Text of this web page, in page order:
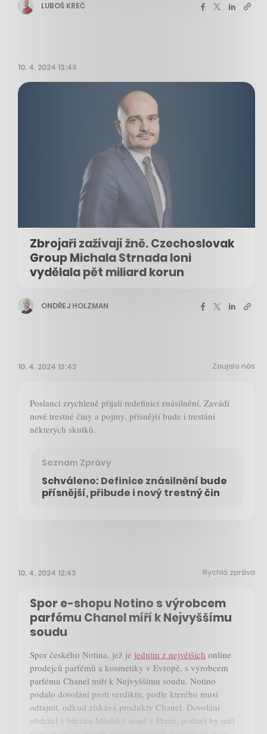
LUBOŠ KREČ
10. 4. 2024 13:49
Zbrojaři zažívají žně. Czechoslovak
Group Michala Strnada loni
vydělala pět miliard korun
ONDŘEJ HOLZMAN
10. 4. 2024 13:43 Zaujalo nás
Poslanci zrychleně přijali redefinici znásilnění. Zavádí
nové trestné činy a pojmy, přísnější bude i trestání
některých skutků.
Seznam Zprávy
Schváleno: Definice znásilnění bude
přísnější, přibude i nový trestný čin
10. 4. 2024 12:43 Rychlá zpráva
Spor e-shopu Notino s výrobcem
parfému Chanel míří k Nejvyššímu
soudu
Spor českého Notina, jež je jedním z největších online
prodejců parfémů a kosmetiky v Evropě, s výrobcem
parfému Chanel míří k Nejvyššímu soudu. Notino
podalo dovolání proti verdiktu, podle kterého musí
odtajnit, odkud získává produkty Chanel. Dovolání
obdržel v březnu Městský soud v Praze, podnět by měl